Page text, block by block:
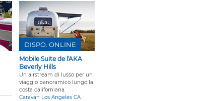
Mobile Suite de l'AKA
Beverly Hills
Un airstream di lusso per un
viaggio panoramico lungo la
costa californiana.
Caravan Los Angeles CA
DISPO. ONLINE